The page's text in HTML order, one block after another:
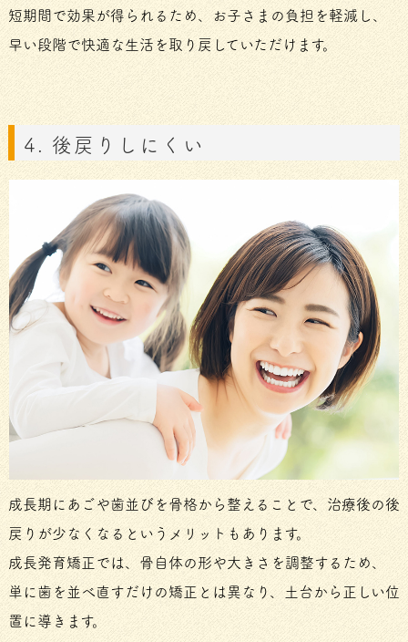
短期間で効果が得られるため、お子さまの負担を軽減し、
早い段階で快適な生活を取り戻していただけます。
4. 後戻りしにくい
成長期にあごや歯並びを骨格から整えることで、治療後の後
戻りが少なくなるというメリットもあります。
成長発育矯正では、骨自体の形や大きさを調整するため、
単に歯を並べ直すだけの矯正とは異なり、土台から正しい位
置に導きます。